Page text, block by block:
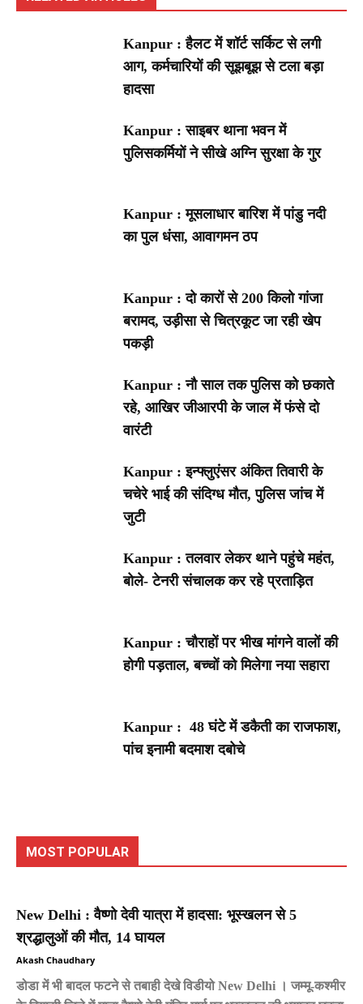
Kanpur : हैलट में शॉर्ट सर्किट से लगी
आग, कर्मचारियों की सूझबूझ से टला बड़ा
हादसा
Kanpur : साइबर थाना भवन में
पुलिसकर्मियों ने सीखे अग्नि सुरक्षा के गुर
Kanpur : मूसलाधार बारिश में पांडु नदी
का पुल धंसा, आवागमन ठप
Kanpur : दो कारों से 200 किलो गांजा
बरामद, उड़ीसा से चित्रकूट जा रही खेप
पकड़ी
Kanpur : नौ साल तक पुलिस को छकाते
रहे, आखिर जीआरपी के जाल में फंसे दो
वारंटी
Kanpur : इन्फ्लुएंसर अंकित तिवारी के
चचेरे भाई की संदिग्ध मौत, पुलिस जांच में
जुटी
Kanpur : तलवार लेकर थाने पहुंचे महंत,
बोले- टेनरी संचालक कर रहे प्रताड़ित
Kanpur : चौराहों पर भीख मांगने वालों की
होगी पड़ताल, बच्चों को मिलेगा नया सहारा
Kanpur : 48 घंटे में डकैती का राजफाश,
पांच इनामी बदमाश दबोचे
MOST POPULAR
New Delhi : वैष्णो देवी यात्रा में हादसा: भूस्खलन से 5
श्रद्धालुओं की मौत, 14 घायल
Akash Chaudhary
डोडा में भी बादल फटने से तबाही देखे विडीयो New Delhi । जम्मू-कश्मीर